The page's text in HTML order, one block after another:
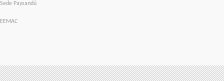
Sede Paysandú
EEMAC